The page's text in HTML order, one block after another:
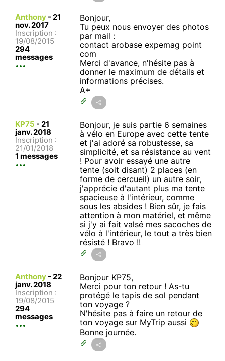
Anthony - 21
nov. 2017
Inscription :
19/08/2015
294
messages
Bonjour,
Tu peux nous envoyer des photos
par mail :
contact arobase expemag point
com
Merci d'avance, n'hésite pas à
donner le maximum de détails et
informations précises.
A+
KP75 - 21
janv. 2018
Inscription :
21/01/2018
1 messages
Bonjour, je suis partie 6 semaines
à vélo en Europe avec cette tente
et j'ai adoré sa robustesse, sa
simplicité, et sa résistance au vent
! Pour avoir essayé une autre
tente (soit disant) 2 places (en
forme de cercueil) un autre soir,
j'apprécie d'autant plus ma tente
spacieuse à l'intérieur, comme
sous les absides ! Bien sûr, je fais
attention à mon matériel, et même
si j'y ai fait valsé mes sacoches de
vélo à l'intérieur, le tout a très bien
résisté ! Bravo !!
Anthony - 22
janv. 2018
Inscription :
19/08/2015
294
messages
Bonjour KP75,
Merci pour ton retour ! As-tu
protégé le tapis de sol pendant
ton voyage ?
N'hésite pas à faire un retour de
ton voyage sur MyTrip aussi
Bonne journée.